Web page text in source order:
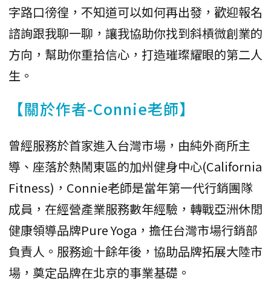
字路口徬徨，不知道可以如何再出發，歡迎報名
諮詢跟我聊一聊，讓我協助你找到斜槓微創業的
方向，幫助你重拾信心，打造璀璨耀眼的第二人
生。
【關於作者-Connie老師】
曾經服務於首家進入台灣市場，由純外商所主
導、座落於熱鬧東區的加州健身中心(California
Fitness)，Connie老師是當年第一代行銷團隊
成員，在經營產業服務數年經驗，轉戰亞洲休閒
健康領導品牌Pure Yoga，擔任台灣市場行銷部
負責人。服務逾十餘年後，協助品牌拓展大陸市
場，奠定品牌在北京的事業基礎。